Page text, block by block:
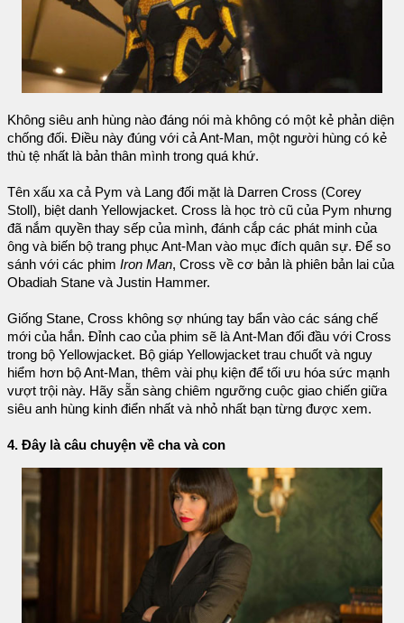
Không siêu anh hùng nào đáng nói mà không có một kẻ phản diện
chống đối. Điều này đúng với cả Ant-Man, một người hùng có kẻ
thù tệ nhất là bản thân mình trong quá khứ.
Tên xấu xa cả Pym và Lang đối mặt là Darren Cross (Corey
Stoll), biệt danh Yellowjacket. Cross là học trò cũ của Pym nhưng
đã nắm quyền thay sếp của mình, đánh cắp các phát minh của
ông và biến bộ trang phục Ant-Man vào mục đích quân sự. Để so
sánh với các phim Iron Man, Cross về cơ bản là phiên bản lai của
Obadiah Stane và Justin Hammer.
Giống Stane, Cross không sợ nhúng tay bẩn vào các sáng chế
mới của hắn. Đỉnh cao của phim sẽ là Ant-Man đối đầu với Cross
trong bộ Yellowjacket. Bộ giáp Yellowjacket trau chuốt và nguy
hiểm hơn bộ Ant-Man, thêm vài phụ kiện để tối ưu hóa sức mạnh
vượt trội này. Hãy sẵn sàng chiêm ngưỡng cuộc giao chiến giữa
siêu anh hùng kinh điển nhất và nhỏ nhất bạn từng được xem.
4. Đây là câu chuyện về cha và con